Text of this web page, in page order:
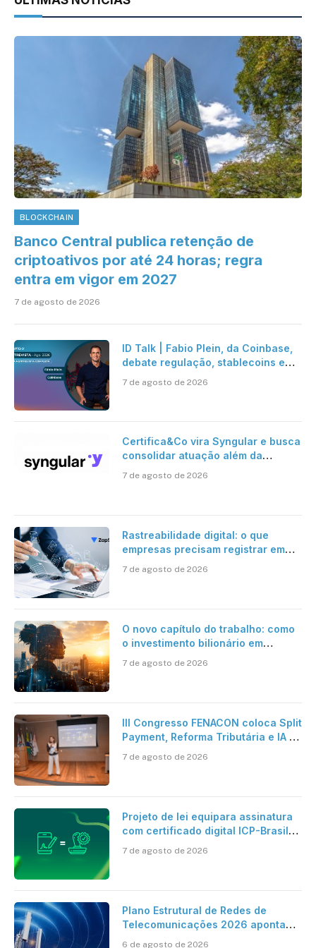
BLOCKCHAIN
Banco Central publica retenção de
criptoativos por até 24 horas; regra
entra em vigor em 2027
7 de agosto de 2026
ID Talk | Fabio Plein, da Coinbase,
debate regulação, stablecoins e
7 de agosto de 2026
Certifica&Co vira Syngular e busca
consolidar atuação além da
certificação digital
7 de agosto de 2026
Rastreabilidade digital: o que
empresas precisam registrar em
jornadas digitais?
7 de agosto de 2026
O novo capítulo do trabalho: como
o investimento bilionário em
pesquisa científica revela a
verdadeira era da inteligência
7 de agosto de 2026
III Congresso FENACON coloca Split
Payment, Reforma Tributária e IA no
7 de agosto de 2026
Projeto de lei equipara assinatura
com certificado digital ICP-Brasil
cartório
7 de agosto de 2026
Plano Estrutural de Redes de
Telecomunicações 2026 aponta
6 de agosto de 2026